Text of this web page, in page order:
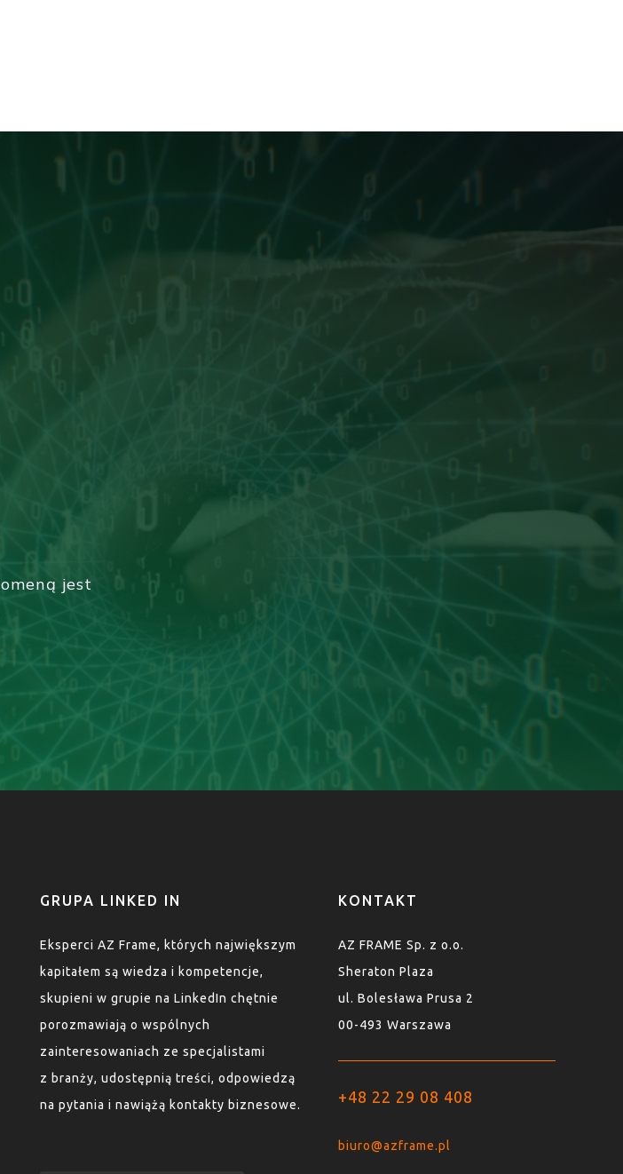
jest
GRUPA LINKED IN
Eksperci AZ Frame, których największym
kapitałem są wiedza i kompetencje,
skupieni w grupie na LinkedIn chętnie
porozmawiają o wspólnych
zainteresowaniach ze specjalistami
z branży, udostępnią treści, odpowiedzą
na pytania i nawiążą kontakty biznesowe.
KONTAKT
AZ FRAME Sp. z o.o.
Sheraton Plaza
ul. Bolesława Prusa 2
00-493 Warszawa
+48 22 29 08 408
biuro@azframe.pl